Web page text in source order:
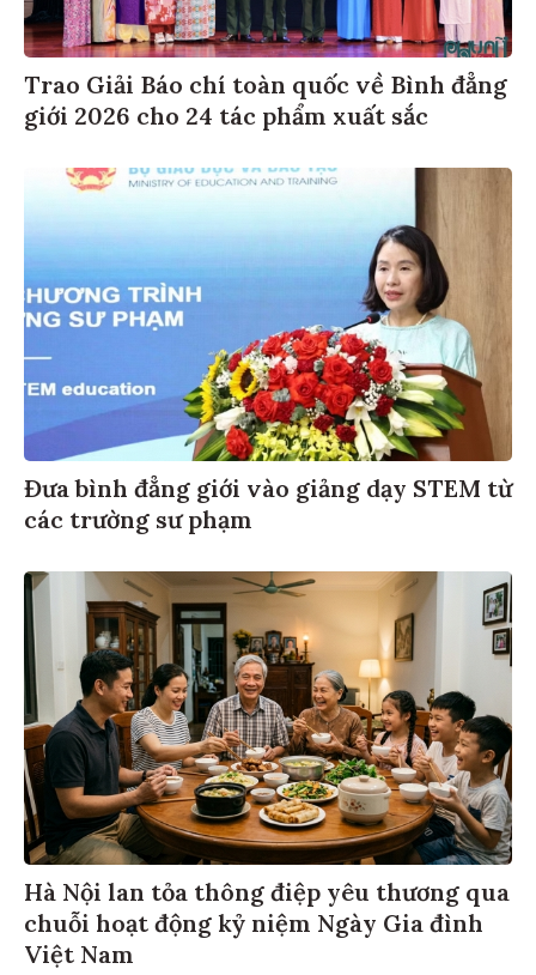
Trao Giải Báo chí toàn quốc về Bình đẳng
giới 2026 cho 24 tác phẩm xuất sắc
Đưa bình đẳng giới vào giảng dạy STEM từ
các trường sư phạm
Hà Nội lan tỏa thông điệp yêu thương qua
chuỗi hoạt động kỷ niệm Ngày Gia đình
Việt Nam